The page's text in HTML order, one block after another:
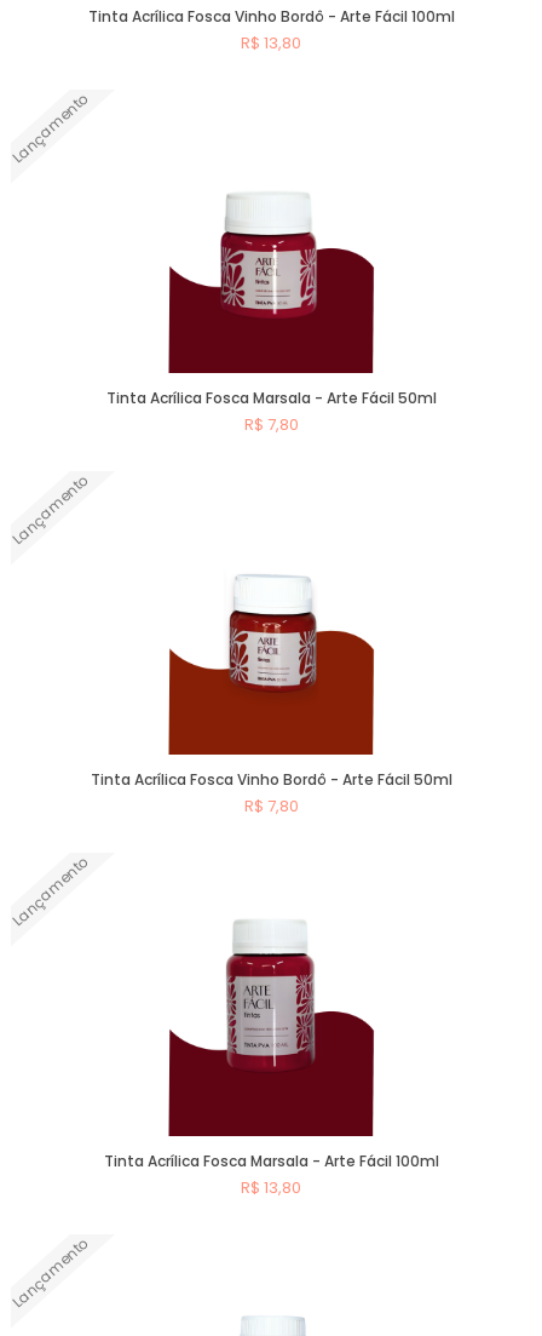
Tinta Acrílica Fosca Vinho Bordô - Arte Fácil 100ml
R$ 13,80
Lançamento
Tinta Acrílica Fosca Marsala - Arte Fácil 50ml
R$ 7,80
Lançamento
Tinta Acrílica Fosca Vinho Bordô - Arte Fácil 50ml
R$ 7,80
Lançamento
Tinta Acrílica Fosca Marsala - Arte Fácil 100ml
R$ 13,80
Lançamento